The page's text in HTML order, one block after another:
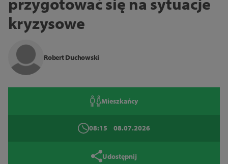
Tryb wysokiego kontrastu
14
kryzysowe
Robert Duchowski
Mieszkańcy
08:15 08.07.2026
Udostępnij